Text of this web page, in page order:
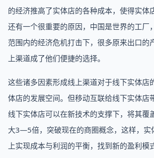
的经济推高了实体店的各种成本，使得实体
还有一个很重要的原因，中国是世界的工厂
范围内的经济危机打击下，很多原来出口的
上渠道成了他们便捷的选择。
这些诸多因素形成线上渠道对于线下实体店
体店的发展空间。但移动互联给线下实体店
线下实体店可以在新技术的支撑下，将其覆
大3—5倍，突破现在的商圈概念，这样，实
上实现成本与利润的平衡，找到新的盈利模